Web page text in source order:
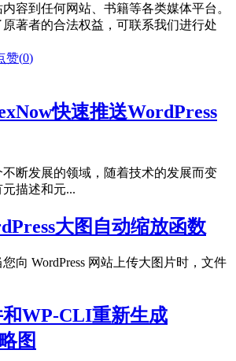
容到任何网站、书籍等各类媒体平台。
著者的合法权益，可联系我们进行处
赞(0)
快速推送WordPress
断发展的领域，随着技术的发展而变
描述和元...
大图自动缩放函数
向 WordPress 网站上传大图片时，文件
WP-CLI重新生成
图